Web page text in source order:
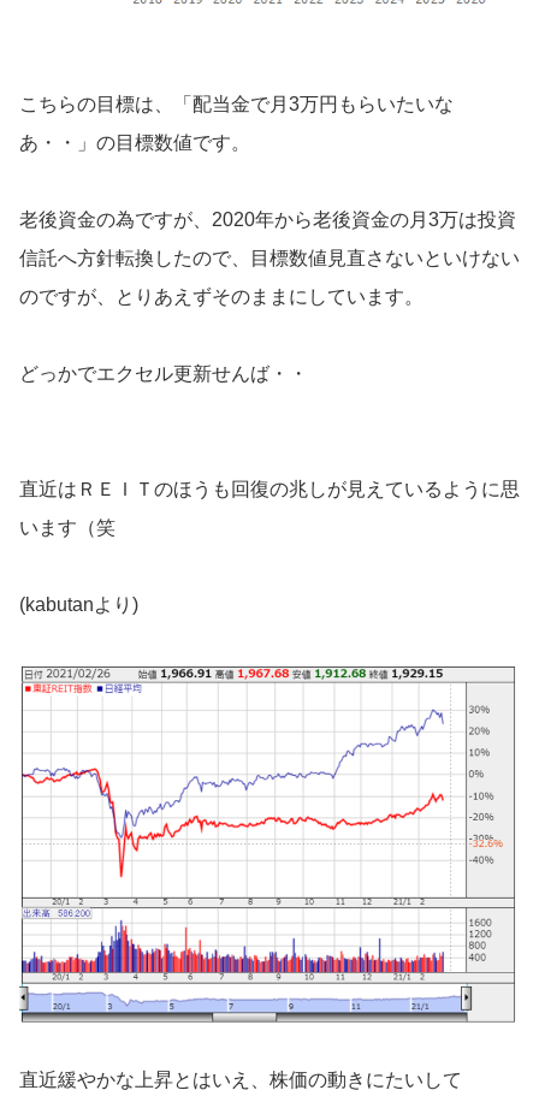
こちらの目標は、「配当金で月3万円もらいたいな
あ・・」の目標数値です。
老後資金の為ですが、2020年から老後資金の月3万は投資
信託へ方針転換したので、目標数値見直さないといけない
のですが、とりあえずそのままにしています。
どっかでエクセル更新せんば・・
直近はＲＥＩＴのほうも回復の兆しが見えているように思
います（笑
(kabutanより)
直近緩やかな上昇とはいえ、株価の動きにたいして